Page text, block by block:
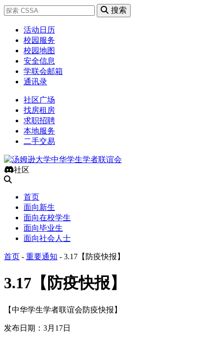
搜索
活动日历
校园服务
校园地图
安全信息
学联会邮箱
通讯录
社区广场
找房租房
求职招聘
本地服务
二手交易
社区
首页
面向新生
面向在校学生
面向毕业生
面向社会人士
首页 - 重要通知 - 3.17【防疫快报】
3.17【防疫快报】
【中华学生学者联谊会防疫快报】
发布日期：3月17日